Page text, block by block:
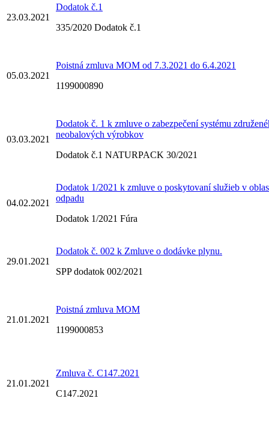
23.03.2021
Dodatok č.1
335/2020 Dodatok č.1
05.03.2021
Poistná zmluva MOM od 7.3.2021 do 6.4.2021
1199000890
03.03.2021
Dodatok č. 1 k zmluve o zabezpečení systému
neobalových výrobkov
Dodatok č.1 NATURPACK 30/2021
04.02.2021
Dodatok 1/2021 k zmluve o poskytovaní služieb v
odpadu
Dodatok 1/2021 Fúra
29.01.2021
Dodatok č. 002 k Zmluve o dodávke plynu.
SPP dodatok 002/2021
21.01.2021
Poistná zmluva MOM
1199000853
21.01.2021
Zmluva č. C147.2021
C147.2021